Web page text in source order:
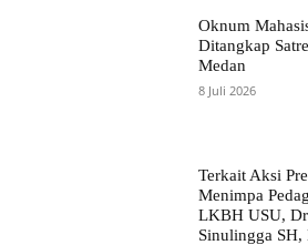
Oknum
Ditangkap
Medan
8 Juli 2026
Terkait Aksi
Menimpa
LKBH USU,
Sinulingga